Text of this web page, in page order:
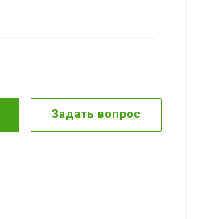
Задать вопрос